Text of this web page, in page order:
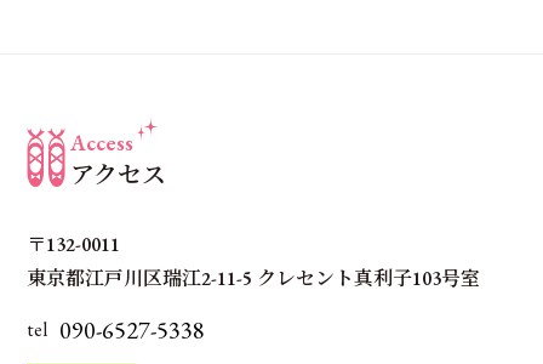
Access
アクセス
〒132-0011
東京都江戸川区瑞江2-11-5 クレセント真利子103号室
tel 090-6527-5338